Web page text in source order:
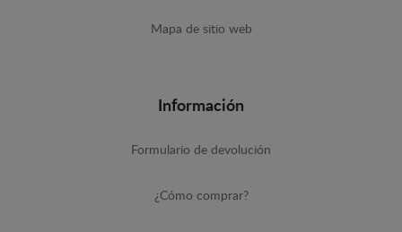
Mapa de sitio web
Información
Formulario de devolución
¿Cómo comprar?